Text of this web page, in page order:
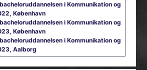
i Kommunikation og
København
i Kommunikation og
København
i Kommunikation og
Aalborg